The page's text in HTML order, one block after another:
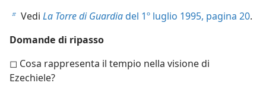
b Vedi La Torre di Guardiadel 1º luglio 1995, pagina 20.
Domande di ripasso
◻ Cosa rappresenta il tempio nella visione di
Ezechiele?